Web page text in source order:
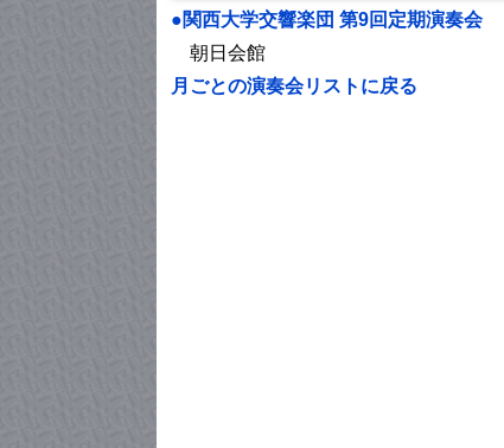
●関西大学交響楽団 第9回定期演奏会
朝日会館
月ごとの演奏会リストに戻る